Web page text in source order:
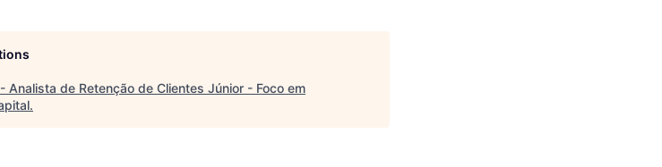
Analista de Retenção de Clientes Júnior - Foco em
.